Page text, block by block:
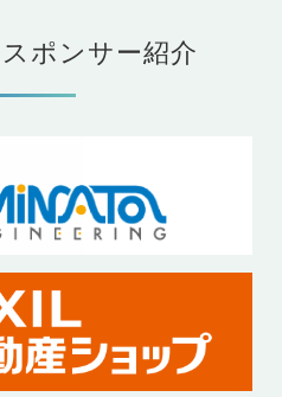
ポンサー紹介